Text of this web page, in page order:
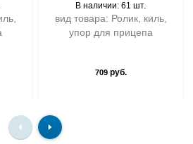
В наличии: 61 шт.
вид товара: Ролик, киль,
упор для прицепа
709руб.